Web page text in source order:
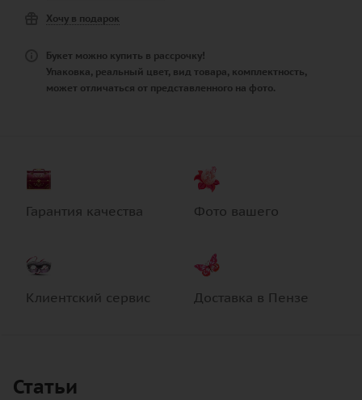
Хочу в подарок
Букет можно купить в рассрочку!
Упаковка, реальный цвет, вид товара, комплектность,
может отличаться от представленного на фото.
Гарантия качества Фото вашего
Клиентский сервис Доставка в Пензе
Статьи